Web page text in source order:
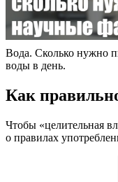
Вода. Сколько нужно
воды в день.
Как
Чтобы «целительная
о правилах